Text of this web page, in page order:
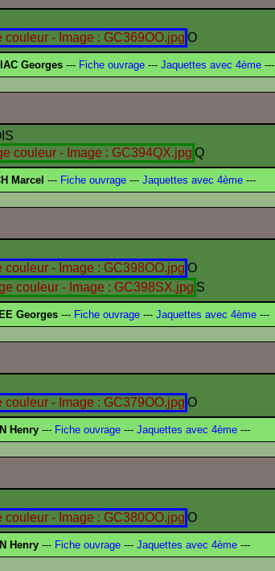
O
Georges --- Fiche ouvrage --- Jaquettes avec 4ème ---
Q
Marcel --- Fiche ouvrage --- Jaquettes avec 4ème ---
O
S
Georges --- Fiche ouvrage --- Jaquettes avec 4ème ---
O
Henry --- Fiche ouvrage --- Jaquettes avec 4ème ---
O
Henry --- Fiche ouvrage --- Jaquettes avec 4ème ---